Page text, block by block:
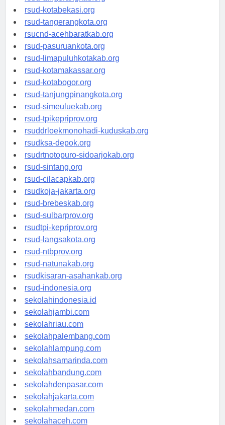
rsud-tangerangkab.org
rsud-kotabekasi.org
rsud-tangerangkota.org
rsucnd-acehbaratkab.org
rsud-pasuruankota.org
rsud-limapuluhkotakab.org
rsud-kotamakassar.org
rsud-kotabogor.org
rsud-tanjungpinangkota.org
rsud-simeuluekab.org
rsud-tpikepriprov.org
rsuddrloekmonohadi-kuduskab.org
rsudksa-depok.org
rsudrtnotopuro-sidoarjokab.org
rsud-sintang.org
rsud-cilacapkab.org
rsudkoja-jakarta.org
rsud-brebeskab.org
rsud-sulbarprov.org
rsudtpi-kepriprov.org
rsud-langsakota.org
rsud-ntbprov.org
rsud-natunakab.org
rsudkisaran-asahankab.org
rsud-indonesia.org
sekolahindonesia.id
sekolahjambi.com
sekolahriau.com
sekolahpalembang.com
sekolahlampung.com
sekolahsamarinda.com
sekolahbandung.com
sekolahdenpasar.com
sekolahjakarta.com
sekolahmedan.com